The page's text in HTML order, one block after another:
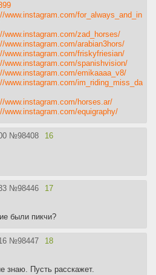
www.instagram.com/for_always_and_in
www.instagram.com/zad_horses/
www.instagram.com/arabian3hors/
www.instagram.com/friskyfriesian/
www.instagram.com/spanishvision/
www.instagram.com/emikaaaa_v8/
www.instagram.com/im_riding_miss_da
www.instagram.com/horses.ar/
www.instagram.com/equigraphy/
№98408 16
№98446 17
были пикчи?
№98447 18
знаю. Пусть расскажет.